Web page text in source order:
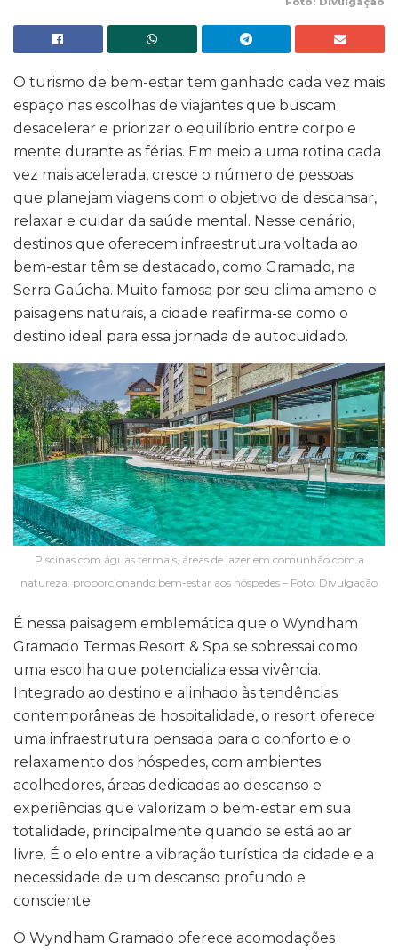
O turismo de bem-estar tem ganhado cada vez mais
espaço nas escolhas de viajantes que buscam
desacelerar e priorizar o equilíbrio entre corpo e
mente durante as férias. Em meio a uma rotina cada
vez mais acelerada, cresce o número de pessoas
que planejam viagens com o objetivo de descansar,
relaxar e cuidar da saúde mental. Nesse cenário,
destinos que oferecem infraestrutura voltada ao
bem-estar têm se destacado, como Gramado, na
Serra Gaúcha. Muito famosa por seu clima ameno e
paisagens naturais, a cidade reafirma-se como o
destino ideal para essa jornada de autocuidado.
Piscinas com águas termais, áreas de lazer em comunhão com a
natureza, proporcionando bem-estar aos hóspedes – Foto: Divulgação
É nessa paisagem emblemática que o Wyndham
Gramado Termas Resort & Spa se sobressai como
uma escolha que potencializa essa vivência.
Integrado ao destino e alinhado às tendências
contemporâneas de hospitalidade, o resort oferece
uma infraestrutura pensada para o conforto e o
relaxamento dos hóspedes, com ambientes
acolhedores, áreas dedicadas ao descanso e
experiências que valorizam o bem-estar em sua
totalidade, principalmente quando se está ao ar
livre. É o elo entre a vibração turística da cidade e a
necessidade de um descanso profundo e
consciente.
O Wyndham Gramado oferece acomodações